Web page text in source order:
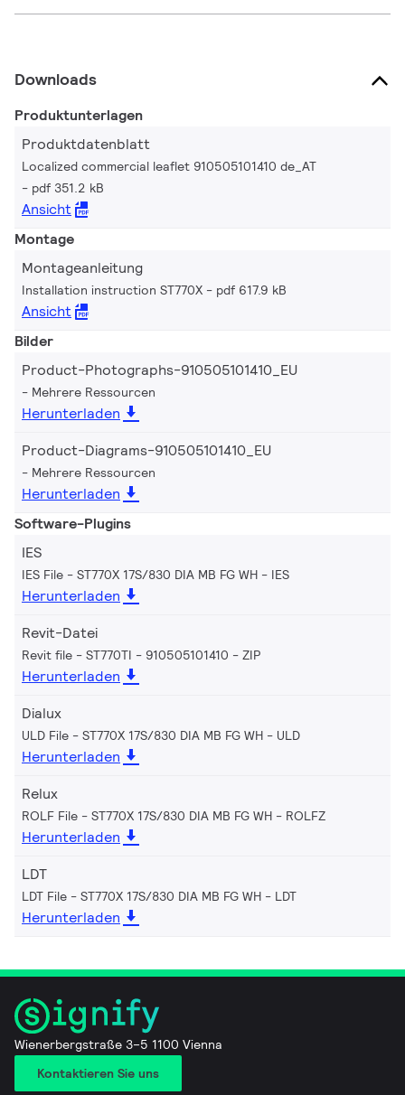
Downloads
Produktunterlagen
Produktdatenblatt
Localized commercial leaflet 910505101410 de_AT
pdf 351.2 kB
Ansicht
Montage
Montageanleitung
Installation instruction ST770X pdf 617.9 kB
Ansicht
Bilder
Product-Photographs-910505101410_EU
Mehrere Ressourcen
Herunterladen
Product-Diagrams-910505101410_EU
Mehrere Ressourcen
Herunterladen
Software-Plugins
IES
IES File - ST770X 17S/830 DIA MB FG WH IES
Herunterladen
Revit-Datei
Revit file - ST770TI - 910505101410 ZIP
Herunterladen
Dialux
ULD File - ST770X 17S/830 DIA MB FG WH ULD
Herunterladen
Relux
ROLF File - ST770X 17S/830 DIA MB FG WH ROLFZ
Herunterladen
LDT
LDT File - ST770X 17S/830 DIA MB FG WH LDT
Herunterladen
Wienerbergstraße 3–5 1100 Vienna
Kontaktieren Sie uns